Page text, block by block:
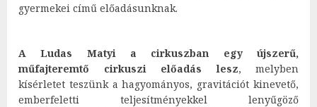
gyermekei című előadásunknak.
A Ludas Matyi a cirkuszban egy újszerű,
műfajteremtő cirkuszi előadás lesz, melyben
kísérletet teszünk a hagyományos, gravitációt kinevető,
emberfeletti teljesítményekkel lenyűgöző